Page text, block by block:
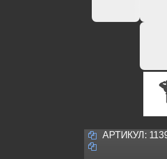
АРТИКУЛ: